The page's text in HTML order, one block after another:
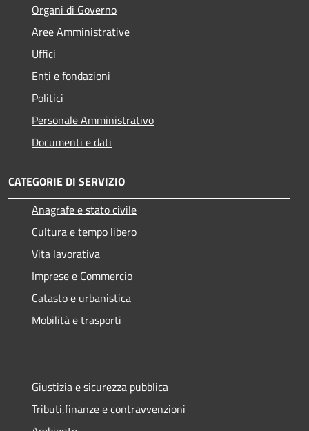
Organi di Governo
Aree Amministrative
Uffici
Enti e fondazioni
Politici
Personale Amministrativo
Documenti e dati
CATEGORIE DI SERVIZIO
Anagrafe e stato civile
Cultura e tempo libero
Vita lavorativa
Imprese e Commercio
Catasto e urbanistica
Mobilità e trasporti
Giustizia e sicurezza pubblica
Tributi,finanze e contravvenzioni